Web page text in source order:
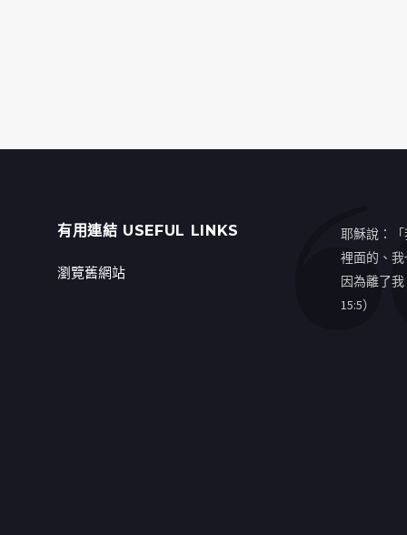
有用連結 USEFUL LINKS
瀏覽舊網站
耶穌說：
裡面的、
因為離了
15:5）